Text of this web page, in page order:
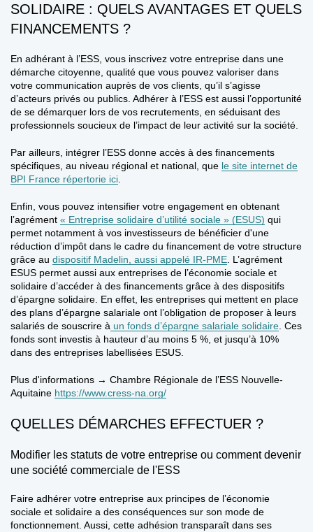
SOLIDAIRE : QUELS AVANTAGES ET QUELS
FINANCEMENTS ?
En adhérant à l’ESS, vous inscrivez votre entreprise dans une
démarche citoyenne , qualité que vous pouvez valoriser dans
votre communication auprès de vos clients, qu’il s’agisse
d’acteurs privés ou publics. Adhérer à l’ESS est aussi l’opportunité
de se démarquer lors de vos recrutements , en séduisant des
professionnels soucieux de l’impact de leur activité sur la société.
Par ailleurs, intégrer l’ESS donne accès à des financements
spécifiques , au niveau régional et national, que le site internet de
BPI France répertorie ici
Enfin, vous pouvez intensifier votre engagement en obtenant
l’agrément « Entreprise solidaire d’utilité sociale » (ESUS) qui
permet notamment à vos investisseurs de bénéficier d'une
réduction d’impôt dans le cadre du financement de votre structure
grâce au dispositif Madelin, aussi appelé IR-PME . L’agrément
ESUS permet aussi aux entreprises de l’économie sociale et
solidaire d’accéder à des financements grâce à des dispositifs
d’épargne solidaire . En effet, les entreprises qui mettent en place
des plans d’épargne salariale ont l’obligation de proposer à leurs
salariés de souscrire à un fonds d’épargne salariale solidaire . Ces
fonds sont investis à hauteur d’au moins 5 %, et jusqu’à 10%
dans des entreprises labellisées ESUS.
Plus d'informations → Chambre Régionale de l’ESS Nouvelle-
Aquitaine https://www.cress-na.org/
QUELLES DÉMARCHES EFFECTUER ?
Modifier les statuts de votre entreprise ou comment devenir
une société commerciale de l'ESS
Faire adhérer votre entreprise aux principes de l’économie
sociale et solidaire a des conséquences sur son mode de
fonctionnement . Aussi, cette adhésion transparaît dans ses